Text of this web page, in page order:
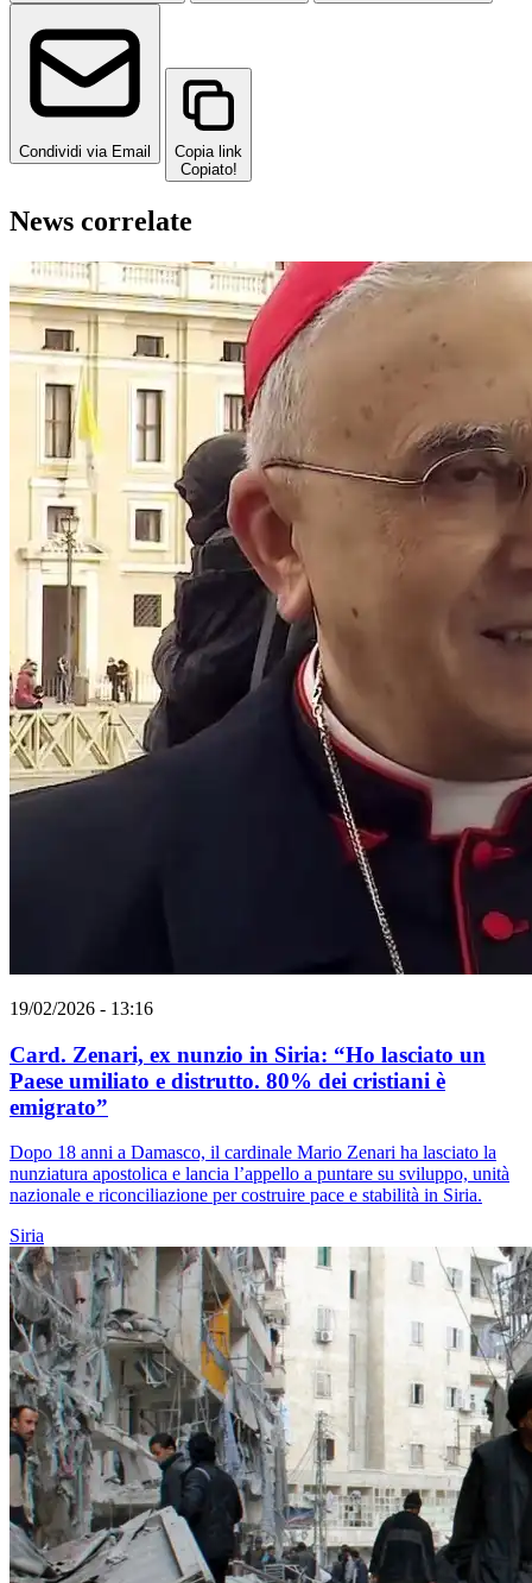
Condividi via Email
Copia link
Copiato!
News correlate
19/02/2026 - 13:16
Card. Zenari, ex nunzio in Siria: “Ho lasciato un
Paese umiliato e distrutto. 80% dei cristiani è
emigrato”
Dopo 18 anni a Damasco, il cardinale Mario Zenari ha lasciato la
nunziatura apostolica e lancia l’appello a puntare su sviluppo, unità
nazionale e riconciliazione per costruire pace e stabilità in Siria.
Siria